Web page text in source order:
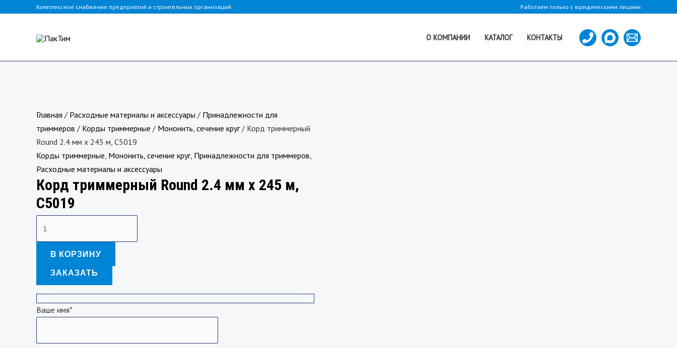
содержимому
Комплексное снабжение предприятий и строительных организаций Работаем только с юридическими лицами
О КОМПАНИИ КАТАЛОГ КОНТАКТЫ
Главная / Расходные материалы и аксессуары / Принадлежности для
триммеров / Корды триммерные / Мононить, сечение круг/ Корд триммерный
Round 2.4 мм х 245 м, C5019
Корды триммерные Мононить, сечение круг, Принадлежности для триммеров
Расходные материалы и аксессуары
Корд триммерный Round 2.4 мм х 245 м,
C5019
товара
Корд
триммерный
Round
2.4
мм
245
В КОРЗИНУ
ЗАКАЗАТЬ
Ваше имя*